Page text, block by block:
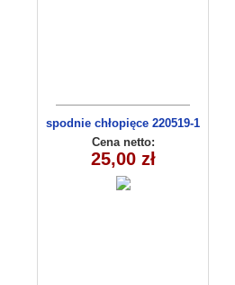
spodnie chłopięce 220519-1
(1-6) 5szt
Cena netto:
25,00 zł